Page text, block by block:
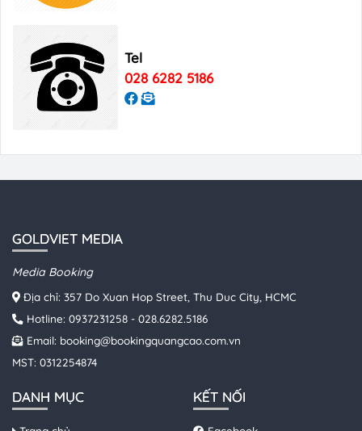
Tel
028 6282 5186
GOLDVIET MEDIA
Media Booking
Địa chỉ: 357 Do Xuan Hop Street, Thu Duc City, HCMC
Hotline: 0937231258 - 028.6282.5186
Email: booking@bookingquangcao.com.vn
MST: 0312254874
DANH MỤC KẾT NỐI